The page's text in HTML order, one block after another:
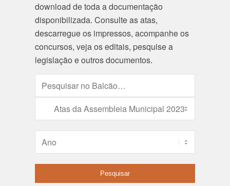
download de toda a documentação
disponibilizada. Consulte as atas,
descarregue os impressos, acompanhe os
concursos, veja os editais, pesquise a
legislação e outros documentos.